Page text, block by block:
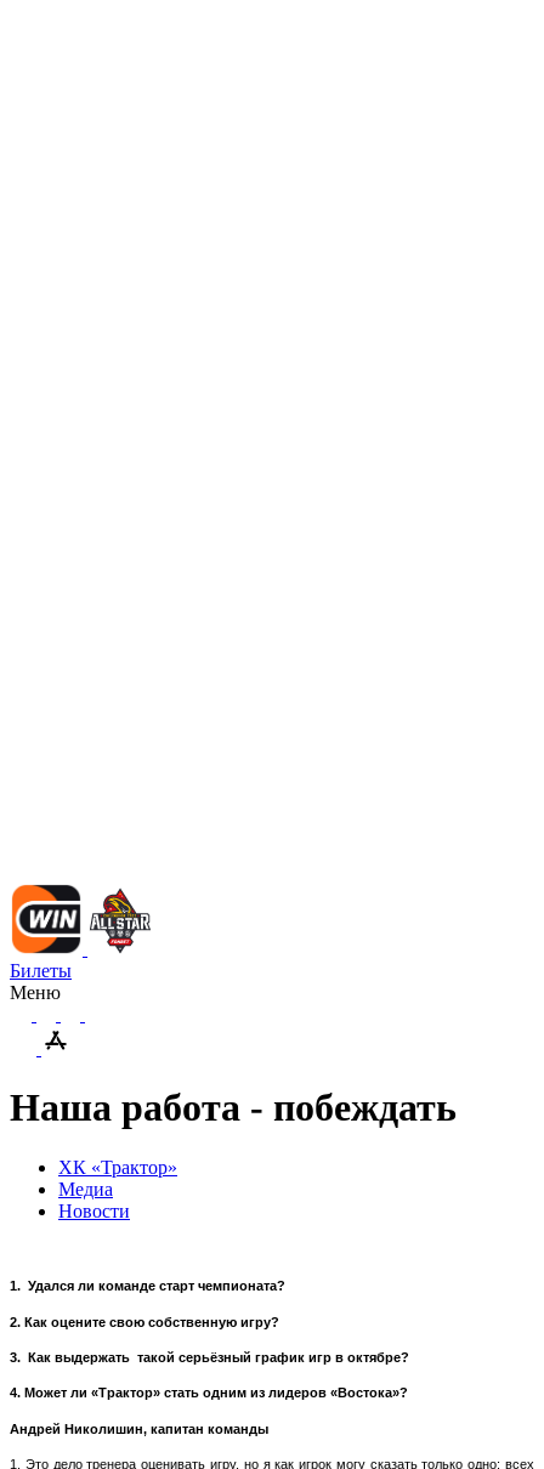
Билеты
Меню
Наша работа - побеждать
ХК «Трактор»
Медиа
Новости
1. Удался ли команде старт чемпионата?
2. Как оцените свою собственную игру?
3. Как выдержать такой серьёзный график игр в октябре?
4. Может ли «Трактор» стать одним из лидеров «Востока»?
Андрей Николишин, капитан команды
1. Это дело тренера оценивать игру, но я как игрок могу сказать только одно: всех